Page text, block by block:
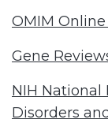
OMIM
Gene
NIH National
Disorders